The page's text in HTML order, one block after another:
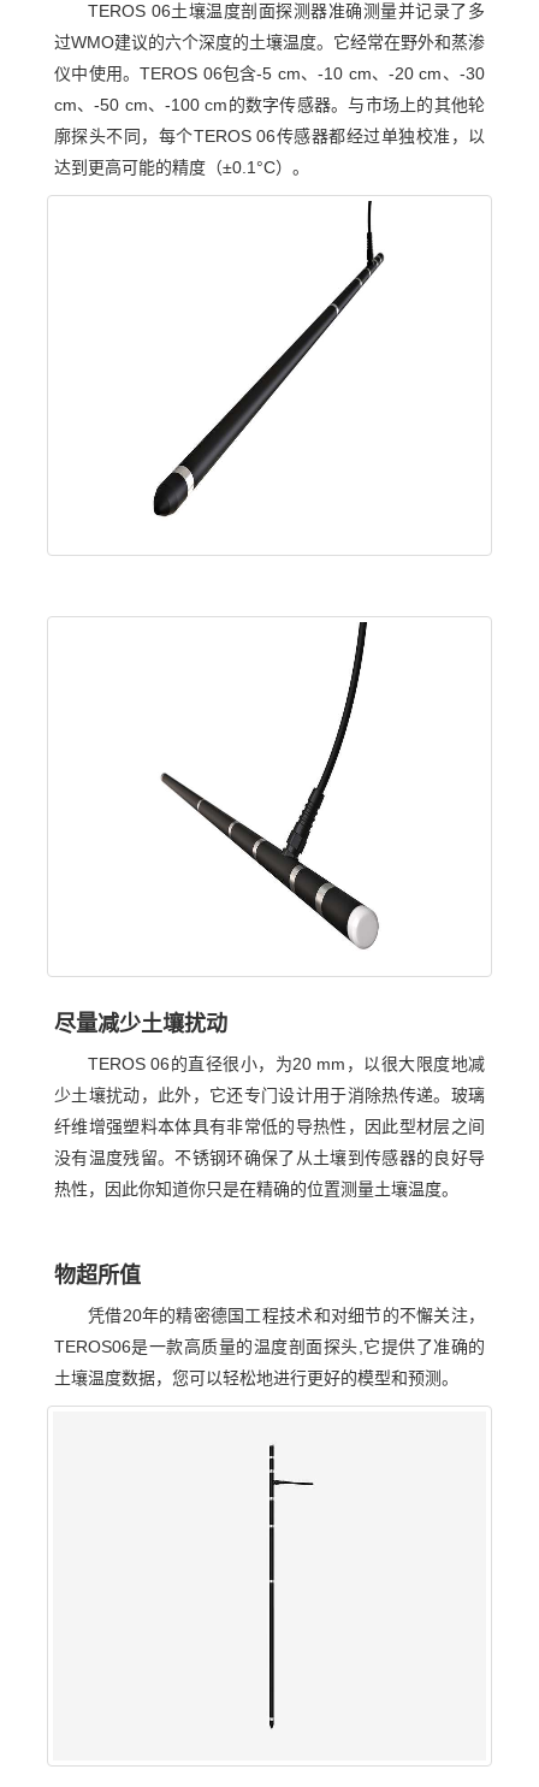
TEROS 06土壤温度剖面探测器准确测量并记录了多
过WMO建议的六个深度的土壤温度。它经常在野外和蒸渗
仪中使用。TEROS 06包含-5 cm、-10 cm、-20 cm、-30
cm、-50 cm、-100 cm的数字传感器。与市场上的其他轮
廓探头不同，每个TEROS 06传感器都经过单独校准，以
达到更高可能的精度（±0.1°C）。
尽量减少土壤扰动
TEROS 06的直径很小，为20 mm，以很大限度地减
少土壤扰动，此外，它还专门设计用于消除热传递。玻璃
纤维增强塑料本体具有非常低的导热性，因此型材层之间
没有温度残留。不锈钢环确保了从土壤到传感器的良好导
热性，因此你知道你只是在精确的位置测量土壤温度。
物超所值
凭借20年的精密德国工程技术和对细节的不懈关注，
TEROS06是一款高质量的温度剖面探头,它提供了准确的
土壤温度数据，您可以轻松地进行更好的模型和预测。